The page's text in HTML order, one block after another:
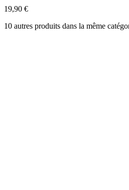
19,90 €
10 autres produits dans la même